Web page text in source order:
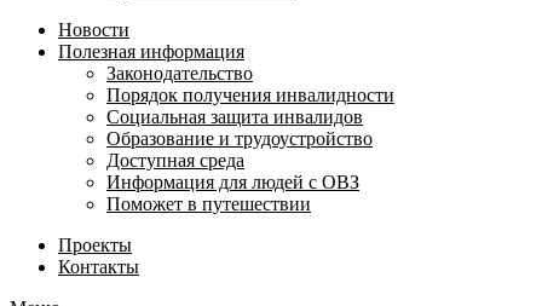
Новости
Полезная информация
Законодательство
Порядок получения инвалидности
Социальная защита инвалидов
Образование и трудоустройство
Доступная среда
Информация для людей с ОВЗ
Поможет в путешествии
Проекты
Контакты